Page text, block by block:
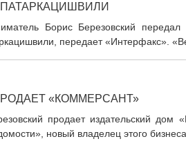
Борис Березовский
передает «Интерфакс».
«КОММЕРСАНТ»
продает издательский
новый владелец этого